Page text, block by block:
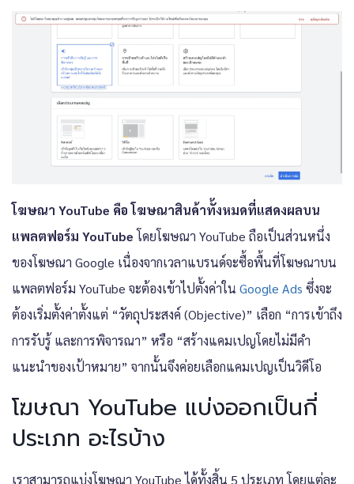
โฆษณา YouTube คือ โฆษณาสินค้าทั้งหมดที่แสดงผลบน
แพลตฟอร์ม YouTubeโดยโฆษณา YouTube ถือเป็นส่วนหนึ่ง
ของโฆษณา Google เนื่องจากเวลาแบรนด์จะซื้อพื้นที่โฆษณาบน
แพลตฟอร์ม YouTube จะต้องเข้าไปตั้งค่าใน Google Ads ซึ่งจะ
ต้องเริ่มตั้งค่าตั้งแต่ “วัตถุประสงค์ (Objective)” เลือก “การเข้าถึง
การรับรู้ และการพิจารณา” หรือ “สร้างแคมเปญโดยไม่มีคำ
แนะนำของเป้าหมาย” จากนั้นจึงค่อยเลือกแคมเปญเป็นวิดีโอ
โฆษณา YouTube แบ่งออกเป็นกี่
ประเภท อะไรบ้าง
เราสามารถแบ่งโฆษณา YouTube ได้ทั้งสิ้น 5 ประเภท โดยแต่ละ